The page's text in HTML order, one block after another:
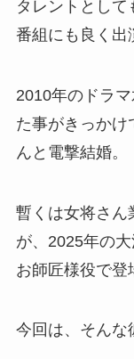
タレントとして
番組にも良く出
2010年のドラ
た事がきっかけ
んと電撃結婚。
暫くは女将さん
が、2025年の
お師匠様役で登
今回は、そんな